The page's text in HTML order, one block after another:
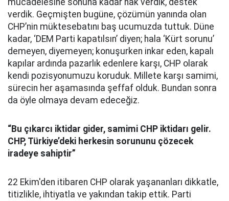
mücadelesine sonuna kadar hak verdik, destek
verdik. Geçmişten bugüne, çözümün yanında olan
CHP’nin müktesebatını baş ucumuzda tuttuk. Düne
kadar, ‘DEM Parti kapatılsın’ diyen; hala ‘Kürt sorunu’
demeyen, diyemeyen; konuşurken inkar eden, kapalı
kapılar ardında pazarlık edenlere karşı, CHP olarak
kendi pozisyonumuzu koruduk. Millete karşı samimi,
sürecin her aşamasında şeffaf olduk. Bundan sonra
da öyle olmaya devam edeceğiz.
“Bu çıkarcı iktidar gider, samimi CHP iktidarı gelir.
CHP, Türkiye’deki herkesin sorununu çözecek
iradeye sahiptir”
22 Ekim'den itibaren CHP olarak yaşananları dikkatle,
titizlikle, ihtiyatla ve yakından takip ettik. Parti